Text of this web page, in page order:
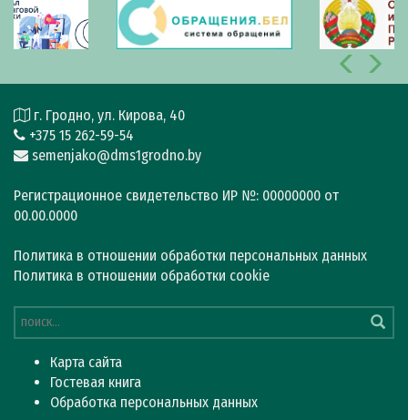
г. Гродно, ул. Кирова, 40
+375 15 262-59-54
semenjako@dms1grodno.by
Регистрационное свидетельство ИР №: 00000000 от
00.00.0000
Политика в отношении обработки персональных данных
Политика в отношении обработки cookie
Карта сайта
Гостевая книга
Обработка персональных данных